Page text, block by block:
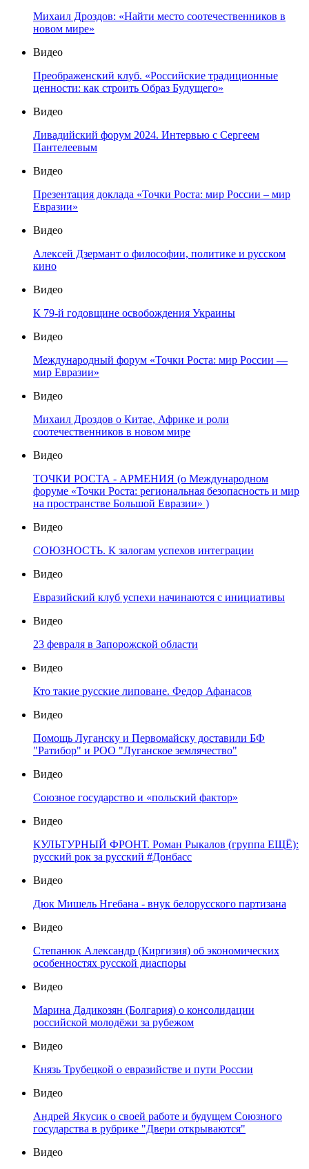
Михаил Дроздов: «Найти место соотечественников в
новом мире»
Видео
Преображенский клуб. «Российские традиционные
ценности: как строить Образ Будущего»
Видео
Ливадийский форум 2024. Интервью с Сергеем
Пантелеевым
Видео
Презентация доклада «Точки Роста: мир России – мир
Евразии»
Видео
Алексей Дзермант о философии, политике и русском
кино
Видео
К 79-й годовщине освобождения Украины
Видео
Международный форум «Точки Роста: мир России —
мир Евразии»
Видео
Михаил Дроздов о Китае, Африке и роли
соотечественников в новом мире
Видео
ТОЧКИ РОСТА - АРМЕНИЯ (о Международном
форуме «Точки Роста: региональная безопасность и мир
на пространстве Большой Евразии» )
Видео
СОЮЗНОСТЬ. К залогам успехов интеграции
Видео
Евразийский клуб успехи начинаются с инициативы
Видео
23 февраля в Запорожской области
Видео
Кто такие русские липоване. Федор Афанасов
Видео
Помощь Луганску и Первомайску доставили БФ
"Ратибор" и РОО "Луганское землячество"
Видео
Союзное государство и «польский фактор»
Видео
КУЛЬТУРНЫЙ ФРОНТ. Роман Рыкалов (группа ЕЩЁ):
русский рок за русский #Донбасс
Видео
Дюк Мишель Нгебана - внук белорусского партизана
Видео
Степанюк Александр (Киргизия) об экономических
особенностях русской диаспоры
Видео
Марина Дадикозян (Болгария) о консолидации
российской молодёжи за рубежом
Видео
Князь Трубецкой о евразийстве и пути России
Видео
Андрей Якусик о своей работе и будущем Союзного
государства в рубрике "Двери открываются"
Видео